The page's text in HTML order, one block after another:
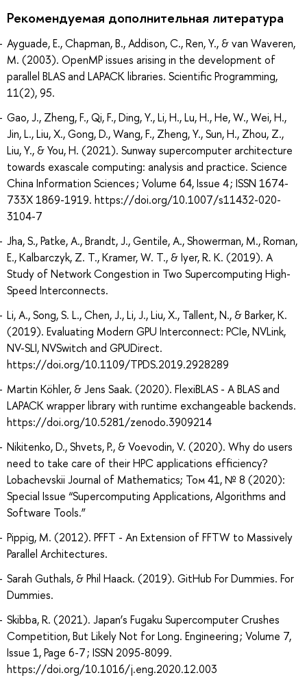
Рекомендуемая дополнительная литература
Ayguade, E., Chapman, B., Addison, C., Ren, Y., & van Waveren,
M. (2003). OpenMP issues arising in the development of
parallel BLAS and LAPACK libraries. Scientific Programming,
11(2), 95.
Gao, J., Zheng, F., Qi, F., Ding, Y., Li, H., Lu, H., He, W., Wei, H.,
Jin, L., Liu, X., Gong, D., Wang, F., Zheng, Y., Sun, H., Zhou, Z.,
Liu, Y., & You, H. (2021). Sunway supercomputer architecture
towards exascale computing: analysis and practice. Science
China Information Sciences ; Volume 64, Issue 4 ; ISSN 1674-
733X 1869-1919. https://doi.org/10.1007/s11432-020-
3104-7
Jha, S., Patke, A., Brandt, J., Gentile, A., Showerman, M., Roman,
E., Kalbarczyk, Z. T., Kramer, W. T., & Iyer, R. K. (2019). A
Study of Network Congestion in Two Supercomputing High-
Speed Interconnects.
Li, A., Song, S. L., Chen, J., Li, J., Liu, X., Tallent, N., & Barker, K.
(2019). Evaluating Modern GPU Interconnect: PCIe, NVLink,
NV-SLI, NVSwitch and GPUDirect.
https://doi.org/10.1109/TPDS.2019.2928289
Martin Köhler, & Jens Saak. (2020). FlexiBLAS - A BLAS and
LAPACK wrapper library with runtime exchangeable backends.
https://doi.org/10.5281/zenodo.3909214
Nikitenko, D., Shvets, P., & Voevodin, V. (2020). Why do users
need to take care of their HPC applications efficiency?
Lobachevskii Journal of Mathematics; Том 41, № 8 (2020):
Special Issue “Supercomputing Applications, Algorithms and
Software Tools.”
Pippig, M. (2012). PFFT - An Extension of FFTW to Massively
Parallel Architectures.
Sarah Guthals, & Phil Haack. (2019). GitHub For Dummies. For
Dummies.
Skibba, R. (2021). Japan’s Fugaku Supercomputer Crushes
Competition, But Likely Not for Long. Engineering ; Volume 7,
Issue 1, Page 6-7 ; ISSN 2095-8099.
https://doi.org/10.1016/j.eng.2020.12.003